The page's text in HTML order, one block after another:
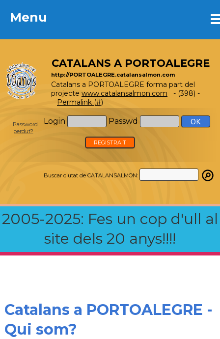
Menu
CATALANS A PORTOALEGRE
http://PORTOALEGRE.catalansalmon.com
Catalans a PORTOALEGRE forma part del
projecte www.catalansalmon.com - (398) -
Permalink (#)
Login Passwd
Password
perdut?
REGISTRA'T
Buscar ciutat de CATALANSALMON:
2005-2025: Fes un cop d'ull al
site dels 20 anys!!!!
Menu
Catalans a PORTOALEGRE -
Qui som?